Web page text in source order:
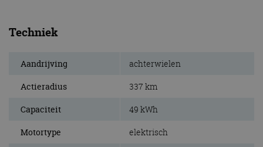
Techniek
Aandrijving achterwielen
Actieradius 337 km
Capaciteit 49 kWh
Motortype elektrisch